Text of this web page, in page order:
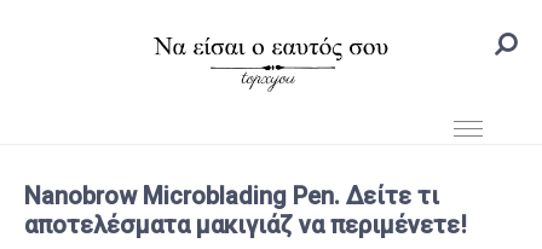
Nanobrow Microblading Pen. Δείτε τι
αποτελέσματα μακιγιάζ να περιμένετε!